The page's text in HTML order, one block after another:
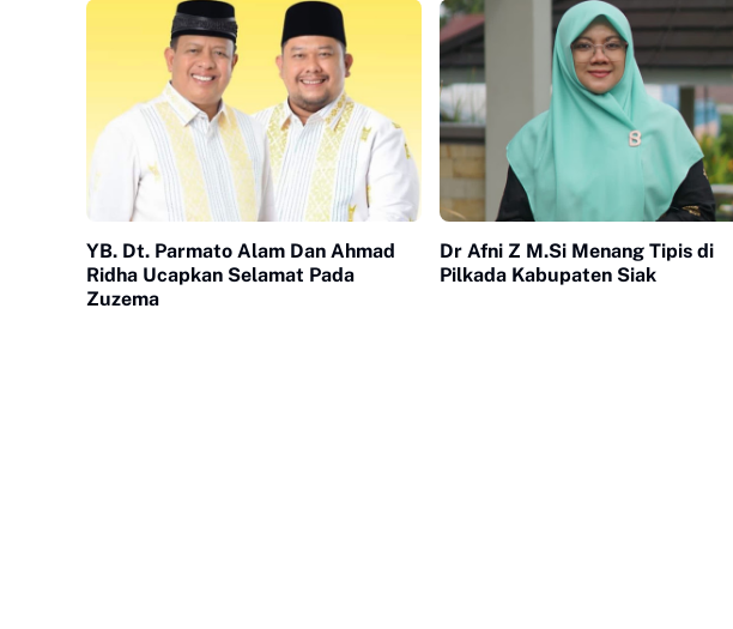
YB. Dt. Parmato Alam Dan Ahmad
Ridha Ucapkan Selamat Pada
Zuzema
Dr Afni Z M.Si Menang Tipis di
Pilkada Kabupaten Siak